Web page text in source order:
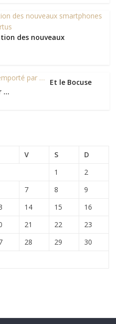
des nouveaux
Et le Bocuse
…
V S
D
1
2
7 8
9
14 15
16
21 22
23
28 29
30